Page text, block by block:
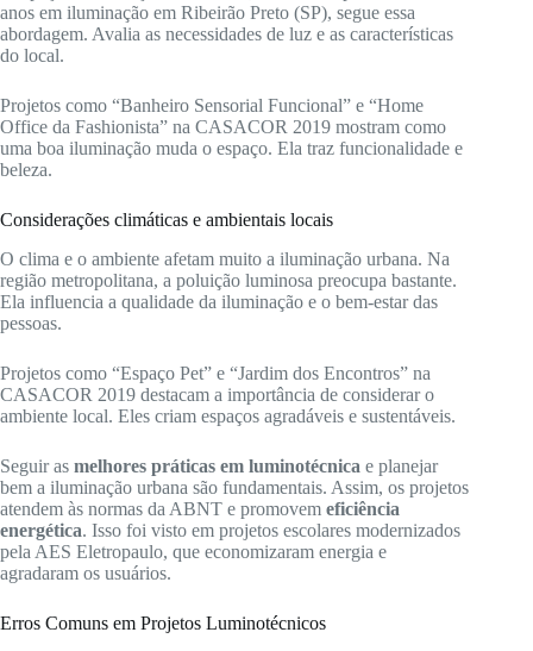
anos em iluminação em Ribeirão Preto (SP), segue essa
abordagem. Avalia as necessidades de luz e as características
do local.
Projetos como “Banheiro Sensorial Funcional” e “Home
Office da Fashionista” na CASACOR 2019 mostram como
uma boa iluminação muda o espaço. Ela traz funcionalidade e
beleza.
Considerações climáticas e ambientais locais
O clima e o ambiente afetam muito a iluminação urbana. Na
região metropolitana, a poluição luminosa preocupa bastante.
Ela influencia a qualidade da iluminação e o bem-estar das
pessoas.
Projetos como “Espaço Pet” e “Jardim dos Encontros” na
CASACOR 2019 destacam a importância de considerar o
ambiente local. Eles criam espaços agradáveis e sustentáveis.
Seguir as melhores práticas em luminotécnica e planejar
bem a iluminação urbana são fundamentais. Assim, os projetos
atendem às normas da ABNT e promovem eficiência
energética. Isso foi visto em projetos escolares modernizados
pela AES Eletropaulo, que economizaram energia e
agradaram os usuários.
Erros Comuns em Projetos Luminotécnicos